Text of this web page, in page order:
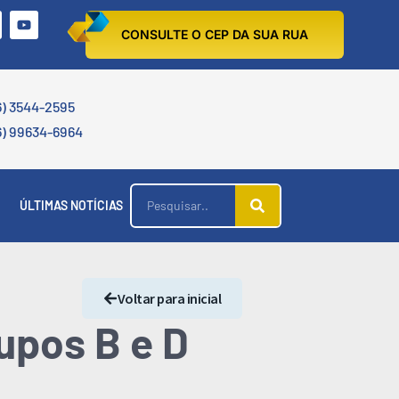
CONSULTE O CEP DA SUA RUA
3544-2595
99634-6964
ÚLTIMAS NOTÍCIAS
Voltar para inicial
B e D